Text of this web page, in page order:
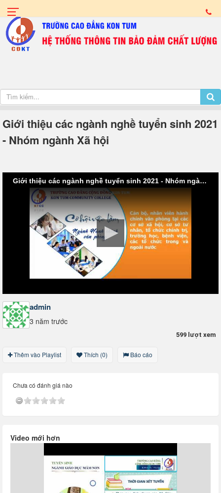
Giới thiệu các ngành nghề tuyển sinh 2021
- Nhóm ngành Xã hội
Giới thiệu các ngành nghề tuyển sinh 2021 - Nhóm ngành Xã hội
admin
3 năm trước
599 lượt xem
Thêm vào Playlist Thích (0) Báo cáo
Chưa có đánh giá nào
Video mới hơn